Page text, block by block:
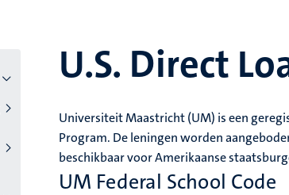
U.S. Direct
Universiteit Maastricht (UM) is een
Program. De leningen worden
beschikbaar voor Amerikaanse
UM Federal School Code